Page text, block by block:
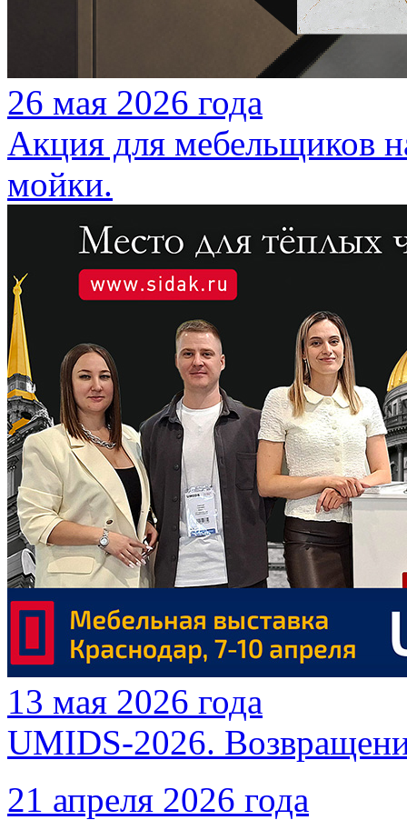
26 мая 2026 года
Акция для мебельщиков
мойки.
13 мая 2026 года
UMIDS-2026.
21 апреля 2026 года